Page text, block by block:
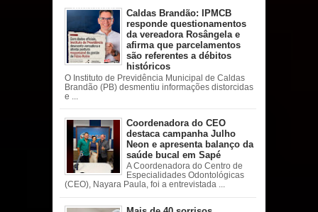
acessadas
Caldas Brandão: IPMCB
responde questionamentos
da vereadora Rosângela e
afirma que parcelamentos
são referentes a débitos
históricos
O Instituto de Previdência Municipal de Caldas
Brandão (PB) desmentiu informações distorcidas
e ...
Coordenadora do CEO
destaca campanha Julho
Neon e apresenta balanço da
saúde bucal em Sapé
A Coordenadora do Centro de
Especialidades Odontológicas
(CEO), Nayara Paula, foi a entrevistada ...